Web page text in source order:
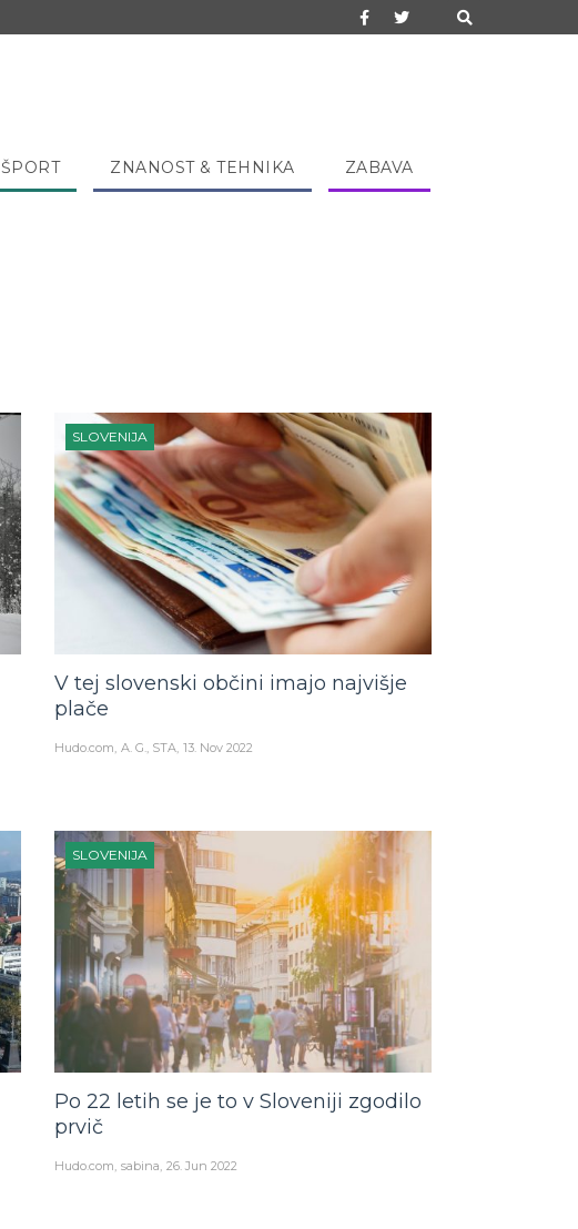
ŠPORT ZNANOST & TEHNIKA ZABAVA
SLOVENIJA
V tej slovenski občini imajo najvišje
plače
Hudo.com A. G., STA 13. Nov 2022
SLOVENIJA
Po 22 letih se je to v Sloveniji zgodilo
prvič
Hudo.com sabina 26. Jun 2022